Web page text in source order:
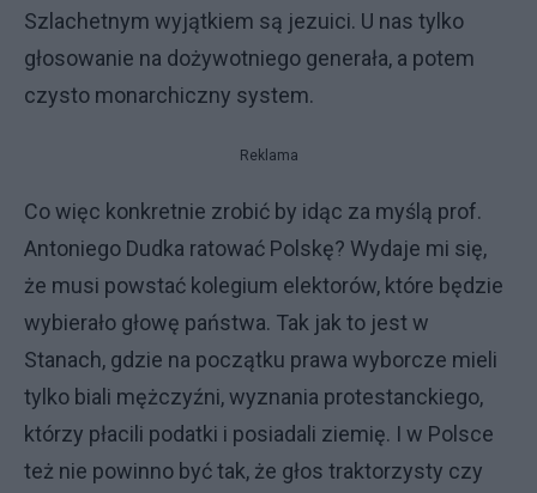
Szlachetnym wyjątkiem są jezuici. U nas tylko
głosowanie na dożywotniego generała, a potem
czysto monarchiczny system.
Reklama
Co więc konkretnie zrobić by idąc za myślą prof.
Antoniego Dudka ratować Polskę? Wydaje mi się,
że musi powstać kolegium elektorów, które będzie
wybierało głowę państwa. Tak jak to jest w
Stanach, gdzie na początku prawa wyborcze mieli
tylko biali mężczyźni, wyznania protestanckiego,
którzy płacili podatki i posiadali ziemię. I w Polsce
też nie powinno być tak, że głos traktorzysty czy